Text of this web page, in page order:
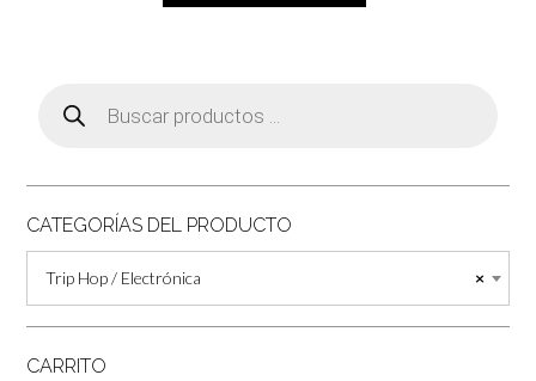
productos
CATEGORÍAS DEL PRODUCTO
×
Trip Hop / Electrónica
CARRITO